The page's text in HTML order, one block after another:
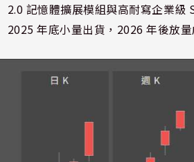
2.0 記憶體擴展模組與高耐寫企業級
2025 年底小量出貨，2026 年後放量